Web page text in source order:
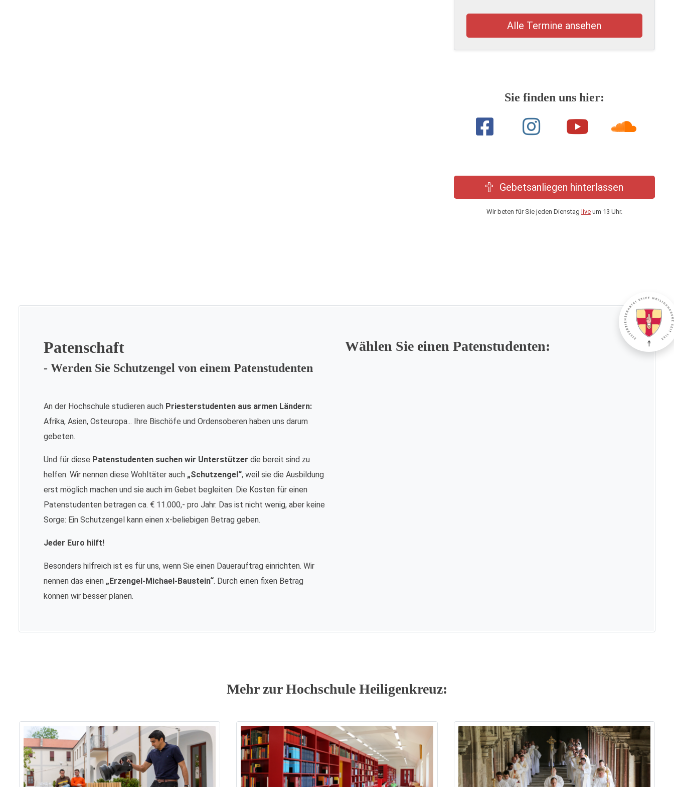
Alle Termine ansehen
Sie finden uns hier:
Gebetsanliegen hinterlassen
Wir beten für Sie jeden Dienstag liveum 13 Uhr.
Patenschaft
- Werden Sie Schutzengel von einem Patenstudenten
An der Hochschule studieren auch Priesterstudenten aus armen Ländern:
Afrika, Asien, Osteuropa... Ihre Bischöfe und Ordensoberen haben uns darum
gebeten.
Und für diese Patenstudenten suchen wir Unterstützer die bereit sind zu
helfen. Wir nennen diese Wohltäter auch „Schutzengel“, weil sie die Ausbildung
erst möglich machen und sie auch im Gebet begleiten. Die Kosten für einen
Patenstudenten betragen ca. € 11.000,- pro Jahr. Das ist nicht wenig, aber keine
Sorge: Ein Schutzengel kann einen x-beliebigen Betrag geben.
Jeder Euro hilft!
Besonders hilfreich ist es für uns, wenn Sie einen Dauerauftrag einrichten. Wir
nennen das einen „Erzengel-Michael-Baustein“. Durch einen fixen Betrag
können wir besser planen.
Wählen Sie einen Patenstudenten:
Mehr zur Hochschule Heiligenkreuz: